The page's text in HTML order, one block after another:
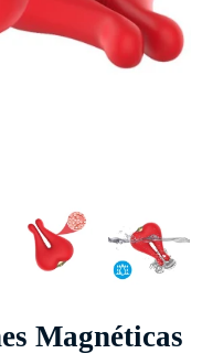
Magnéticas